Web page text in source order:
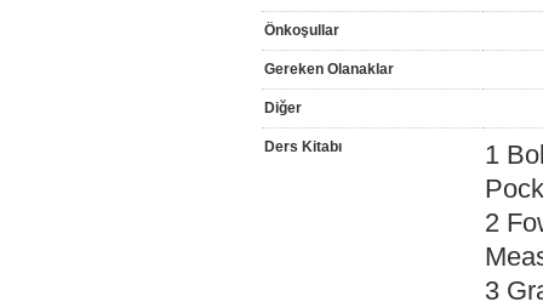
Önkoşullar
Gereken Olanaklar
Diğer
Ders Kitabı
1
2
3